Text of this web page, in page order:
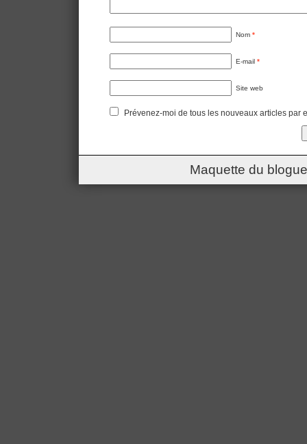
Nom *
E-mail *
Site web
Prévenez-moi de tous les nouveaux articles par
Maquette du